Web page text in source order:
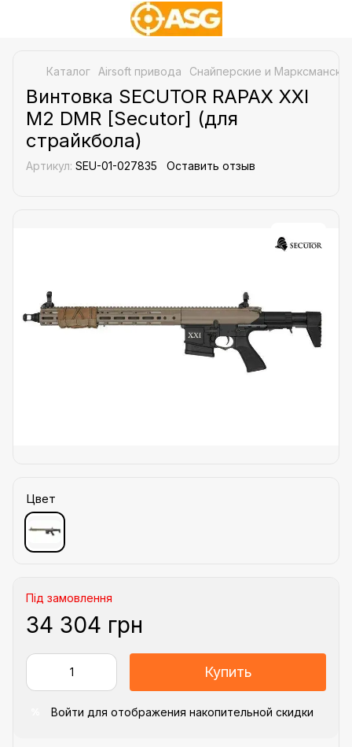
Каталог Airsoft привода Снайперские и
Винтовка SECUTOR RAPAX XXI
M2 DMR [Secutor] (для
страйкбола)
Артикул: SEU-01-027835 Оставить отзыв
Цвет
Під замовлення
34 304 грн
Купить
Войти для отображения накопительной скидки